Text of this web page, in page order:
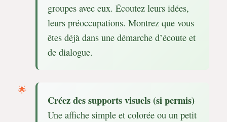
groupes avec eux. Écoutez leurs idées,
leurs préoccupations. Montrez que vous
êtes déjà dans une démarche d’écoute et
de dialogue.
Créez des supports visuels (si permis)
Une affiche simple et colorée ou un petit